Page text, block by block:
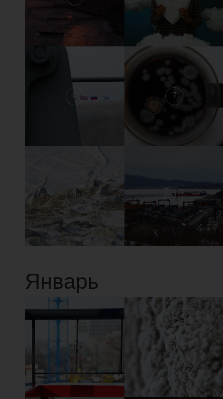
8 7
4 3
Январь
31 30